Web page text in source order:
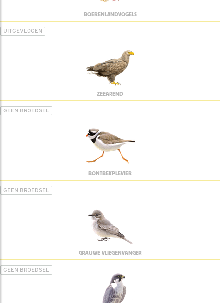
BOERENLANDVOGELS
UITGEVLOGEN
ZEEAREND
GEEN BROEDSEL
BONTBEKPLEVIER
GEEN BROEDSEL
GRAUWE VLIEGENVANGER
GEEN BROEDSEL